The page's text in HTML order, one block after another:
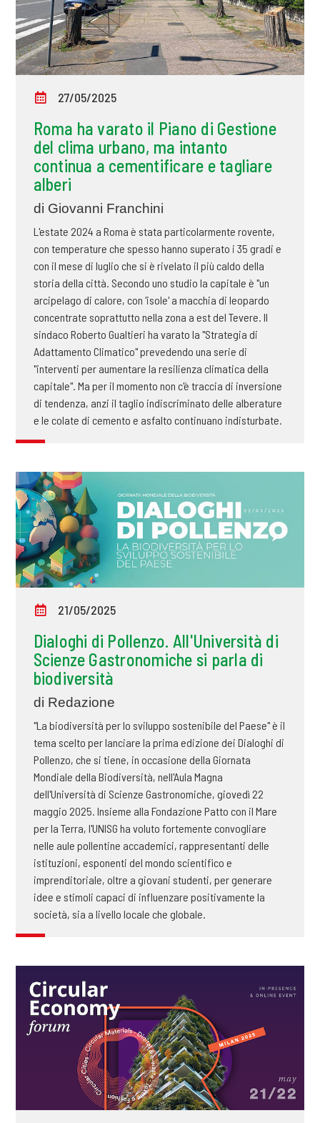
27/05/2025
Roma ha varato il Piano di Gestione
del clima urbano, ma intanto
continua a cementificare e tagliare
alberi
di Giovanni Franchini
L'estate 2024 a Roma è stata particolarmente rovente,
con temperature che spesso hanno superato i 35 gradi e
con il mese di luglio che si è rivelato il più caldo della
storia della città. Secondo uno studio la capitale è "un
arcipelago di calore, con 'isole' a macchia di leopardo
concentrate soprattutto nella zona a est del Tevere. Il
sindaco Roberto Gualtieri ha varato la "Strategia di
Adattamento Climatico" prevedendo una serie di
"interventi per aumentare la resilienza climatica della
capitale". Ma per il momento non c'è traccia di inversione
di tendenza, anzi il taglio indiscriminato delle alberature
e le colate di cemento e asfalto continuano indisturbate.
21/05/2025
Dialoghi di Pollenzo. All'Università di
Scienze Gastronomiche si parla di
biodiversità
di Redazione
"La biodiversità per lo sviluppo sostenibile del Paese" è il
tema scelto per lanciare la prima edizione dei Dialoghi di
Pollenzo, che si tiene, in occasione della Giornata
Mondiale della Biodiversità, nell'Aula Magna
dell'Università di Scienze Gastronomiche, giovedì 22
maggio 2025. Insieme alla Fondazione Patto con il Mare
per la Terra, l'UNISG ha voluto fortemente convogliare
nelle aule pollentine accademici, rappresentanti delle
istituzioni, esponenti del mondo scientifico e
imprenditoriale, oltre a giovani studenti, per generare
idee e stimoli capaci di influenzare positivamente la
società, sia a livello locale che globale.